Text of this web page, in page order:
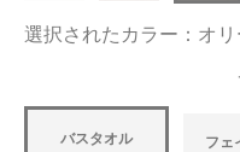
選択されたカラー：オ
バスタオル フェ